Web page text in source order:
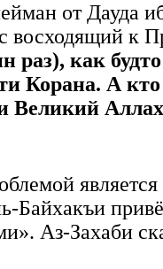
от Дауда
к
раз), как
Корана. А
Великий
Байхакъи
Аз-Захаби